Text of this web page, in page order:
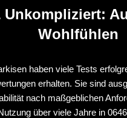
Unkompliziert:
Wohlfühlen
haben viele Tests
erhalten. Sie sind
nach maßgeblichen
über viele Jahre in